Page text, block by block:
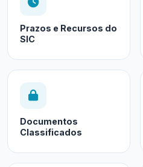
Prazos e Recursos do
SIC
Documentos
Classificados